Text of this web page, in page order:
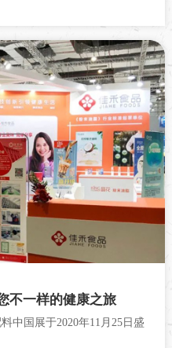
不一样的健康之旅
中国展于2020年11月25日盛